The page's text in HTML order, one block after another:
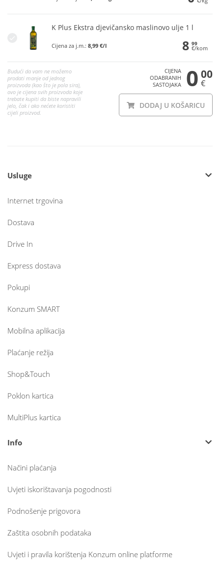
K Plus Ekstra djevičansko maslinovo ulje 1 l
Cijena za j.m.: 8,99 €/l 8 99
€/kom
Budući da vam ne možemo
prodati manje od jednog
proizvoda (kao što je pola sira),
ovo je cijena svih proizvoda koje
trebate kupiti da biste napravili
jelo, čak i ako nećete koristiti
cijeli proizvod.
CIJENA
ODABRANIH
SASTOJAKA
0 00
€
DODAJ U KOŠARICU
Usluge
Internet trgovina
Dostava
Drive In
Express dostava
Pokupi
Konzum SMART
Mobilna aplikacija
Plaćanje režija
Shop&Touch
Poklon kartica
MultiPlus kartica
Info
Načini plaćanja
Uvjeti iskorištavanja pogodnosti
Podnošenje prigovora
Zaštita osobnih podataka
Uvjeti i pravila korištenja Konzum online platforme